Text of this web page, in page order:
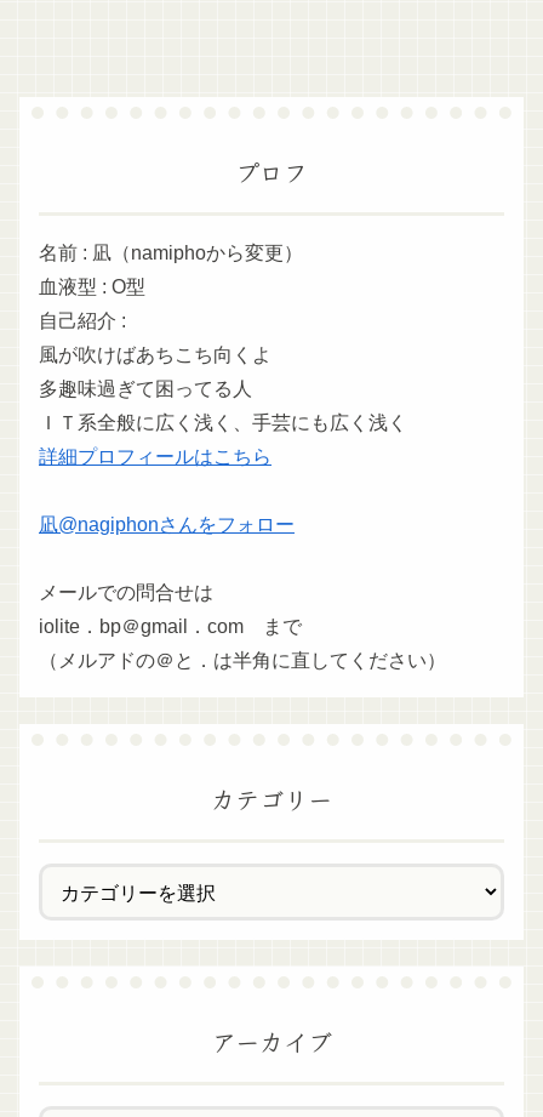
プロフ
名前 : 凪（namiphoから変更）
血液型 : O型
自己紹介 :
風が吹けばあちこち向くよ
多趣味過ぎて困ってる人
ＩＴ系全般に広く浅く、手芸にも広く浅く
詳細プロフィールはこちら
凪@nagiphonさんをフォロー
メールでの問合せは
iolite．bp＠gmail．com まで
（メルアドの＠と．は半角に直してください）
カテゴリー
アーカイブ